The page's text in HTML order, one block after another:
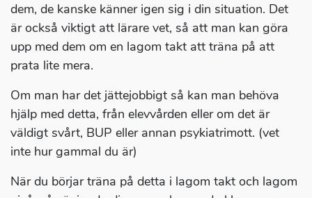
dem, de kanske känner igen sig i din situation. Det
är också viktigt att lärare vet, så att man kan göra
upp med dem om en lagom takt att träna på att
prata lite mera.
Om man har det jättejobbigt så kan man behöva
hjälp med detta, från elevvården eller om det är
väldigt svårt, BUP eller annan psykiatrimott. (vet
inte hur gammal du är)
När du börjar träna på detta i lagom takt och lagom